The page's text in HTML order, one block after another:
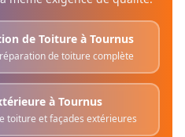
de Toiture à Tournus
de toiture complète
à Tournus
toiture et façades extérieures